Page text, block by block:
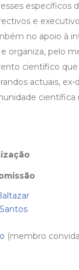
específicos
e
no apoio à
organiza, pelo
científico
actuais, ex-
científica
(membro